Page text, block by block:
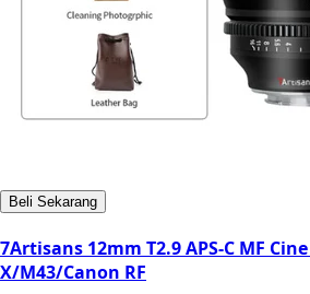
Beli Sekarang
7Artisans 12mm T2.9 APS-C MF
X/M43/Canon RF